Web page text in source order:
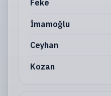
Feke
İmamoğlu
Ceyhan
Kozan